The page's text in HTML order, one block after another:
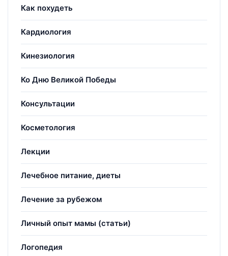
Как похудеть
Кардиология
Кинезиология
Ко Дню Великой Победы
Консультации
Косметология
Лекции
Лечебное питание, диеты
Лечение за рубежом
Личный опыт мамы (статьи)
Логопедия